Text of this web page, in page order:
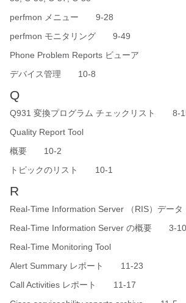
perfmon メニュー 9-28
perfmon モニタリング 9-49
Phone Problem Reports ビューア
デバイス管理 10-8
Q
Q931 変換プログラム チェックリスト 8-
Quality Report Tool
概要 10-2
トピックのリスト 10-1
R
Real-Time Information Server （RIS）デ
Real-Time Information Server の概要 3-10
Real-Time Monitoring Tool
Alert Summary レポート 11-23
Call Activities レポート 11-17